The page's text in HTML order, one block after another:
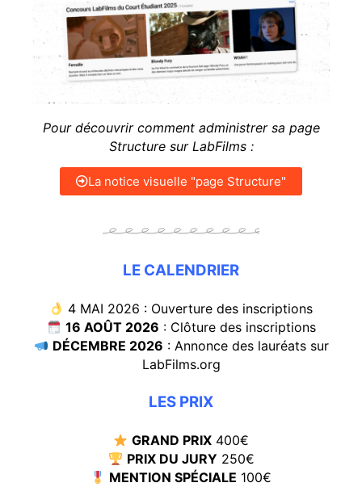
Pour découvrir comment administrer sa page
Structure sur LabFilms :
La notice visuelle "page Structure"
LE CALENDRIER
4 MAI 2026 : Ouverture des inscriptions
16 AOÛT 2026 : Clôture des inscriptions
DÉCEMBRE 2026 : Annonce des lauréats sur
LabFilms.org
LES PRIX
GRAND PRIX 400€
PRIX DU JURY 250€
MENTION SPÉCIALE 100€